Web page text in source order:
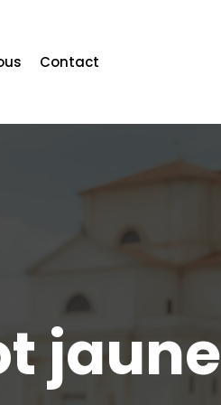
Contact
jaune